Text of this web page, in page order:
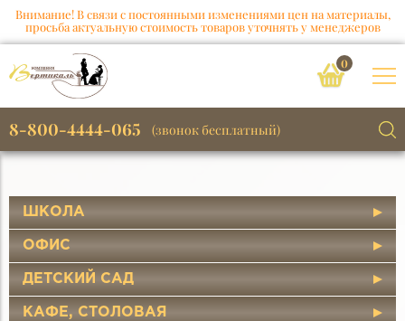
Внимание! В связи с постоянными изменениями цен на материалы,
просьба актуальную стоимость товаров уточнять у менеджеров
0
8-800-4444-065 (звонок бесплатный)
ШКОЛА
ОФИС
ДЕТСКИЙ САД
КАФЕ, СТОЛОВАЯ